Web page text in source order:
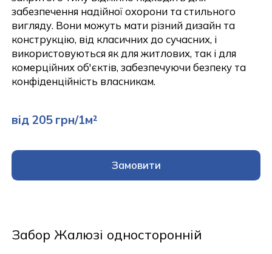
забезпечення надійної охорони та стильного
вигляду. Вони можуть мати різний дизайн та
конструкцію, від класичних до сучасних, і
використовуються як для житлових, так і для
комерційних об'єктів, забезпечуючи безпеку та
конфіденційність власникам.
від 205 грн/1м²
Замовити
Забор Жалюзі односторонній